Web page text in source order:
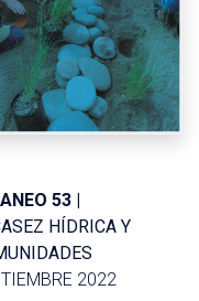
53 |
HÍDRICA Y
2022